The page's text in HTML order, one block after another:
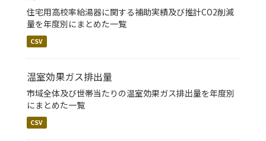
住宅用高校率給湯器に関する補助実績及び推計CO2削減
量を年度別にまとめた一覧
CSV
温室効果ガス排出量
市域全体及び世帯当たりの温室効果ガス排出量を年度別
にまとめた一覧
CSV